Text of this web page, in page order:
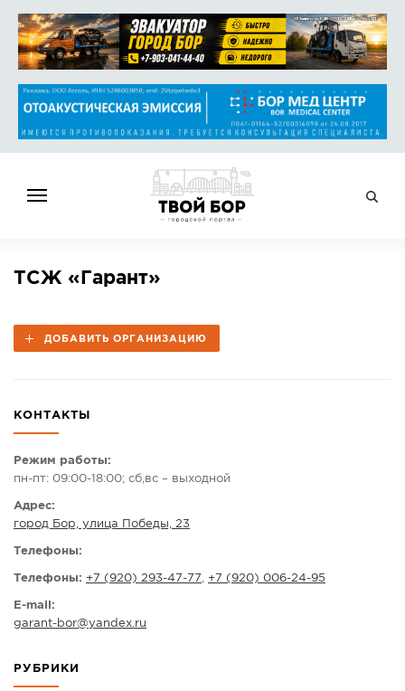
НОВОСТИ
ОБЪЯВЛЕНИЯ
КАМЕРЫ
КОНКУРСЫ
ПРЕДЛОЖИТЬ НОВОСТЬ
ТСЖ «Гарант»
ДОБАВИТЬ ОРГАНИЗАЦИЮ
КОНТАКТЫ
Режим работы:
пн-пт: 09:00-18:00; сб,вс – выходной
Адрес:
город Бор, улица Победы, 23
Телефоны:
Телефоны: +7 (920) 293-47-77, +7 (920) 006-24-95
E-mail:
garant-bor@yandex.ru
РУБРИКИ